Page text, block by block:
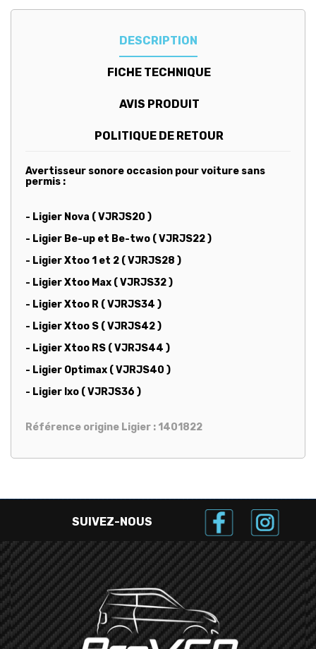
DESCRIPTION
FICHE TECHNIQUE
AVIS PRODUIT
POLITIQUE DE RETOUR
Avertisseur sonore occasion pour voiture sans
permis :
- Ligier Nova ( VJRJS20 )
- Ligier Be-up et Be-two ( VJRJS22 )
- Ligier Xtoo 1 et 2 ( VJRJS28 )
- Ligier Xtoo Max ( VJRJS32 )
- Ligier Xtoo R ( VJRJS34 )
- Ligier Xtoo S ( VJRJS42 )
- Ligier Xtoo RS ( VJRJS44 )
- Ligier Optimax ( VJRJS40 )
- Ligier Ixo ( VJRJS36 )
Référence origine Ligier : 1401822
SUIVEZ-NOUS